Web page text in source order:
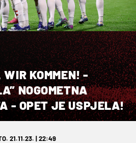
WIR KOMMEN! -
NOGOMETNA
- OPET JE USPJELA!
21.11.23. | 22:49